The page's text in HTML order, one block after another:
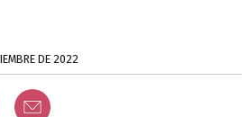
DE 2022